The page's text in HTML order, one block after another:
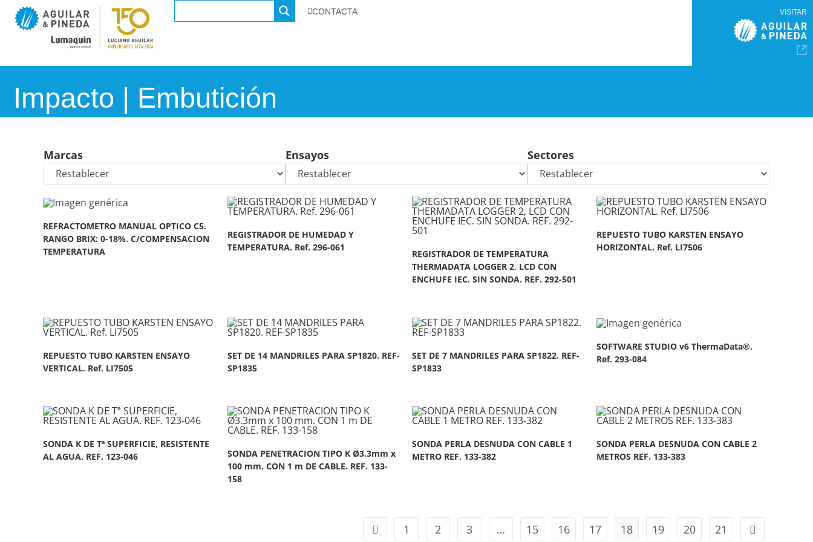
CONTACTA VISITAR
Impacto | Embutición
Marcas Ensayos Sectores
REFRACTOMETRO MANUAL OPTICO C5.
RANGO BRIX: 0-18%. C/COMPENSACION
TEMPERATURA
REGISTRADOR DE HUMEDAD Y
TEMPERATURA. Ref. 296-061
REGISTRADOR DE TEMPERATURA
THERMADATA LOGGER 2, LCD CON
ENCHUFE IEC. SIN SONDA. REF. 292-501
REPUESTO TUBO KARSTEN ENSAYO
HORIZONTAL. Ref. LI7506
REPUESTO TUBO KARSTEN ENSAYO
VERTICAL. Ref. LI7505
SET DE 14 MANDRILES PARA SP1820. REF-
SP1835
SET DE 7 MANDRILES PARA SP1822. REF-
SP1833
SOFTWARE STUDIO v6 ThermaData®.
Ref. 293-084
SONDA K DE Tª SUPERFICIE, RESISTENTE
AL AGUA. REF. 123-046
SONDA PENETRACION TIPO K Ø3.3mm x
100 mm. CON 1 m DE CABLE. REF. 133-
158
SONDA PERLA DESNUDA CON CABLE 1
METRO REF. 133-382
SONDA PERLA DESNUDA CON CABLE 2
METROS REF. 133-383
1 2 3 … 15 16 17 18 19 20 21